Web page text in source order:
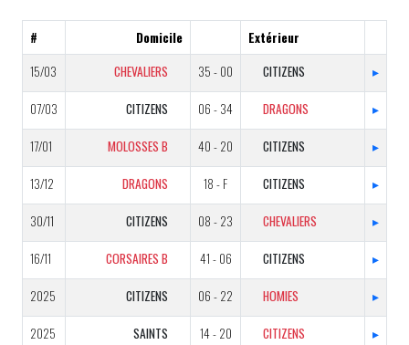
# Domicile
Extérieur
15/03
CHEVALIERS 35 - 00 CITIZENS ▸
07/03 CITIZENS 06 - 34 DRAGONS ▸
17/01 MOLOSSES B 40 - 20 CITIZENS ▸
13/12 DRAGONS 18 - F CITIZENS ▸
30/11 CITIZENS 08 - 23 CHEVALIERS ▸
16/11 CORSAIRES B 41 - 06 CITIZENS ▸
2025 CITIZENS 06 - 22 HOMIES ▸
2025 SAINTS 14 - 20 CITIZENS ▸